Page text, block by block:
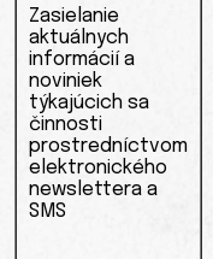
Zasielanie
aktuálnych
informácií a
noviniek
týkajúcich sa
činnosti
prostredníctvom
elektronického
newslettera a
SMS